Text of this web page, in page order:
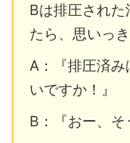
Bは排圧され
たら、思いっ
A：『排圧済
いですか！』
B：『おー、そ